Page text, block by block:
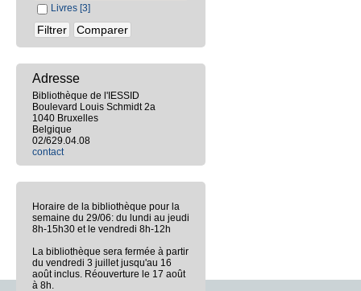
Livres [3]
Adresse
Bibliothèque de l'IESSID
Boulevard Louis Schmidt 2a
1040 Bruxelles
Belgique
02/629.04.08
contact
Horaire de la bibliothèque pour la
semaine du 29/06: du lundi au jeudi
8h-15h30 et le vendredi 8h-12h
La bibliothèque sera fermée à partir
du vendredi 3 juillet jusqu'au 16
août inclus. Réouverture le 17 août
à 8h.